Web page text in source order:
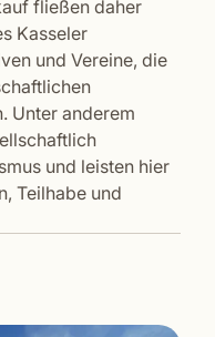
fließen daher
Kasseler
und Vereine, die
Unter anderem
und leisten hier
Teilhabe und